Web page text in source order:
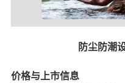
防尘防潮
价格与上市信息